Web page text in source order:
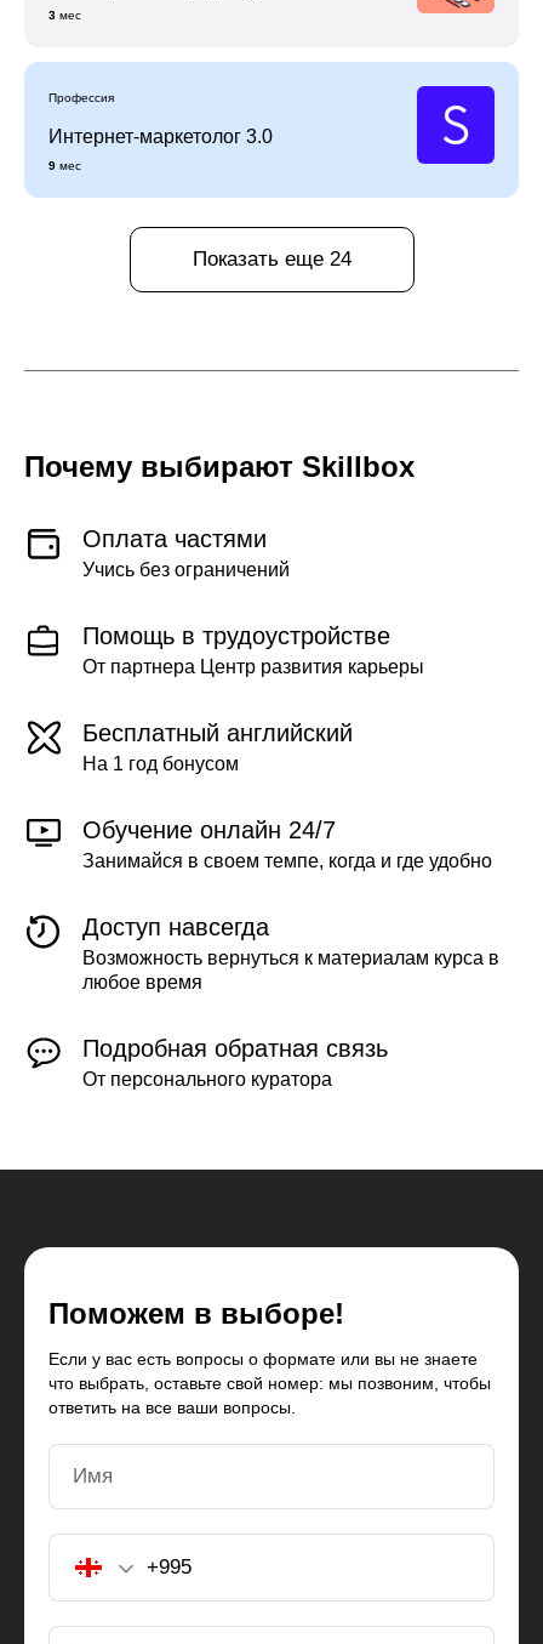
3 мес
Профессия
Интернет-маркетолог 3.0
9 мес
Показать еще 24
Почему выбирают Skillboх
Оплата частями
Учись без ограничений
Помощь в трудоустройстве
От партнера Центр развития карьеры
Бесплатный английский
На 1 год бонусом
Обучение онлайн 24/7
Занимайся в своем темпе, когда и где удобно
Доступ навсегда
Возможность вернуться к материалам курса в
любое время
Подробная обратная связь
От персонального куратора
Поможем в выборе!
Если у вас есть вопросы о формате или вы не знаете
что выбрать, оставьте свой номер: мы позвоним, чтобы
ответить на все ваши вопросы.
Имя